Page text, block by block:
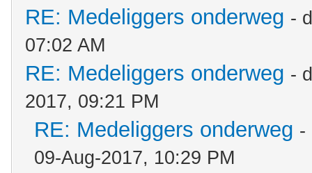
RE: Medeliggers onderweg -
07:02 AM
RE: Medeliggers onderweg -
2017, 09:21 PM
RE: Medeliggers onderweg -
09-Aug-2017, 10:29 PM